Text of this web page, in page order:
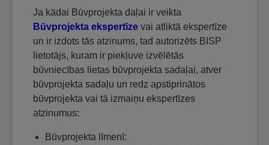
Ja kādai Būvprojekta daļai ir veikta
Būvprojekta ekspertīze vai atliktā ekspertīze
un ir izdots tās atzinums, tad autorizēts BISP
lietotājs, kuram ir piekļuve izvēlētās
būvniecības lietas būvprojekta sadaļai, atver
būvprojekta sadaļu un redz apstiprinātos
būvprojekta vai tā izmaiņu ekspertīzes
atzinumus:
Būvprojekta līmenī: